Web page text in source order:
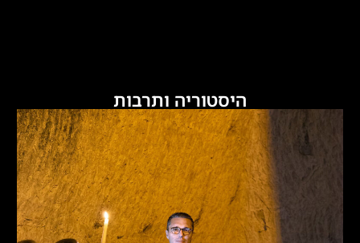
היסטוריה ותרבות